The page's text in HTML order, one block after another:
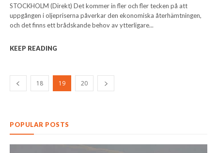
STOCKHOLM (Direkt) Det kommer in fler och fler tecken på att
uppgången i oljepriserna påverkar den ekonomiska återhämtningen,
och det finns ett brådskande behov av ytterligare...
KEEP READING
18 19 20
POPULAR POSTS